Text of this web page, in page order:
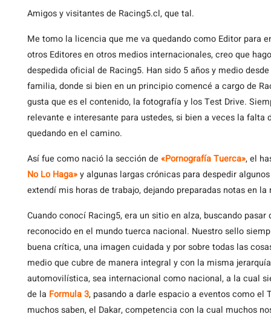
Amigosy visitantes de Racing5.cl, que tal.
Me tomo la licencia que me va quedando como Editor para
otros Editores en otros medios internacionales, creo que
despedida oficial de Racing5. Han sido 5 años y medio
familia, donde si bien en un principio comencé a cargo de
gusta que es el contenido, la fotografía y los Test Drive.
relevante e interesante para ustedes, si bien a veces la
quedando en el camino.
Así fue como nació la sección de «Pornografía Tuerca», el
No Lo Haga»y algunas largas crónicas para despedir
extendí mis horas de trabajo, dejando preparadas notas en
Cuando conocí Racing5, era un sitio en alza, buscando
reconocido en el mundo tuerca nacional. Nuestro sello
buena crítica, una imagen cuidada y por sobre todas las
medio que cubre de manera integral y con la misma
automovilística, sea internacional como nacional, a la cual
de la Formula 3, pasando a darle espacio a eventos como
muchos saben, el Dakar, competencia con la cual muchos